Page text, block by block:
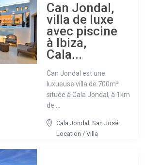
Can Jondal,
villa de luxe
avec piscine
à Ibiza,
Cala...
Can Jondal est une
luxueuse villa de 700m²
située à Cala Jondal, à 1km
de ...
Cala Jondal,San José
Location /Villa